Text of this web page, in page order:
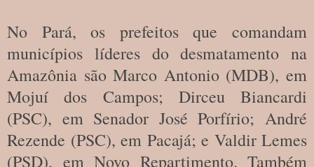
No Pará, os prefeitos que comandam
municípios líderes do desmatamento na
Amazônia são Marco Antonio (MDB), em
Mojuí dos Campos; Dirceu Biancardi
(PSC), em Senador José Porfírio; André
Rezende (PSC), em Pacajá; e Valdir Lemes
(PSD), em Novo Repartimento. Também